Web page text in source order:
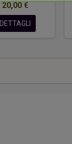
20,00 €
DETTAGLI